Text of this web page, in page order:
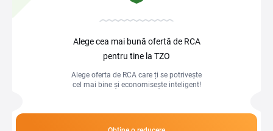
direct la finalizarea comenzii. Pe TZO obții oferta pentru
asigurare RCA, CASCO sau de călătorie complet online, fără
momentul plasării comenzii, aplică codul în câmpul dedicat
și confirmă polița la prețul redus. Astfel îți rezolvi rapid
asigurarea și ai mai mult control asupra bugetului tău.
Alege cea mai bună ofertă de RCA
pentru tine la TZO
Alege oferta de RCA care ți se potrivește
cel mai bine și economisește inteligent!